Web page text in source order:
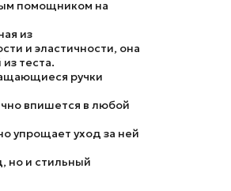
помощником на
из
и эластичности, она
теста.
ручки
впишется в любой
упрощает уход за ней
но и стильный